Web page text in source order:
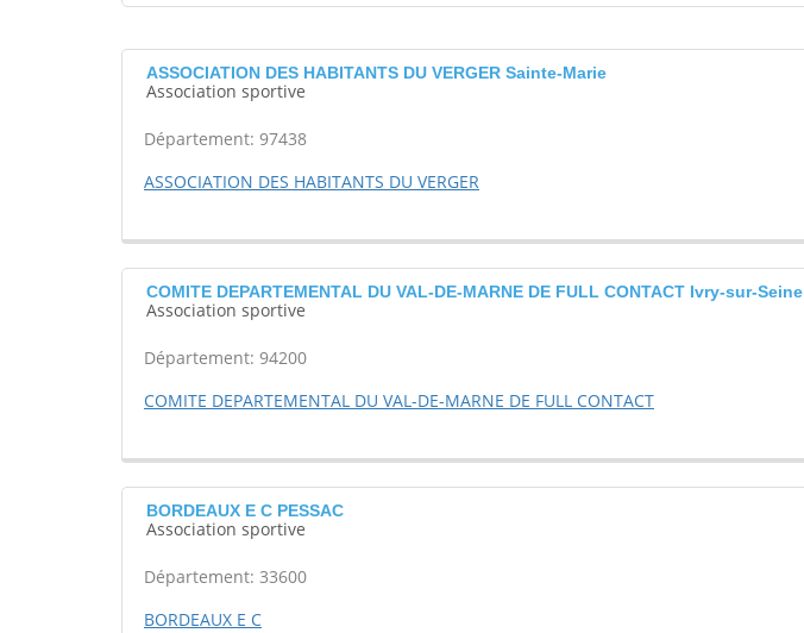
ASSOCIATION DES HABITANTS DU VERGER Sainte-Marie
Association sportive
Département: 97438
ASSOCIATION DES HABITANTS DU VERGER
COMITE DEPARTEMENTAL DU VAL-DE-MARNE DE FULL CONTACT Ivry-sur-Seine
Association sportive
Département: 94200
COMITE DEPARTEMENTAL DU VAL-DE-MARNE DE FULL CONTACT
BORDEAUX E C PESSAC
Association sportive
Département: 33600
BORDEAUX E C